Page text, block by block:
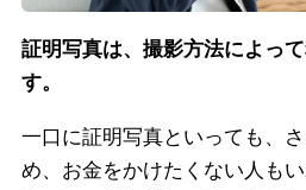
証明写真は、撮影方法によっ
す。
一口に証明写真といっても、
め、お金をかけたくない人も